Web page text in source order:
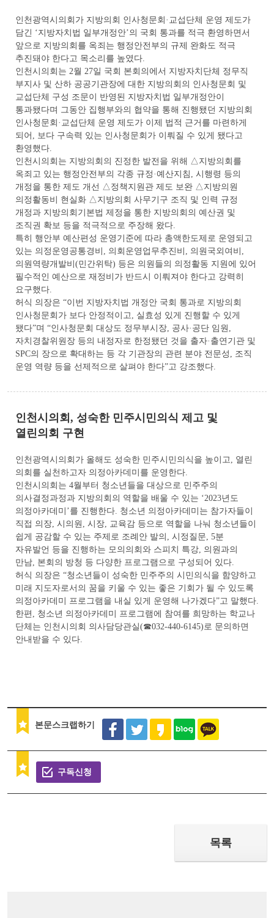
인천광역시의회가 지방의회 인사청문회·교섭단체 운영 제도가
담긴 ‘지방자치법 일부개정안’의 국회 통과를 적극 환영하면서
앞으로 지방의회를 옥죄는 행정안전부의 규제 완화도 적극
추진돼야 한다고 목소리를 높였다.
인천시의회는 2월 27일 국회 본회의에서 지방자치단체 정무직
부지사 및 산하 공공기관장에 대한 지방의회의 인사청문회 및
교섭단체 구성 조문이 반영된 지방자치법 일부개정안이
통과됐다며 그동안 집행부와의 협약을 통해 진행됐던 지방의회
인사청문회·교섭단체 운영 제도가 이제 법적 근거를 마련하게
되어, 보다 구속력 있는 인사청문회가 이뤄질 수 있게 됐다고
환영했다.
인천시의회는 지방의회의 진정한 발전을 위해 △지방의회를
옥죄고 있는 행정안전부의 각종 규정·예산지침, 시행령 등의
개정을 통한 제도 개선 △정책지원관 제도 보완 △지방의원
의정활동비 현실화 △지방의회 사무기구 조직 및 인력 규정
개정과 지방의회기본법 제정을 통한 지방의회의 예산권 및
조직권 확보 등을 적극적으로 주장해 왔다.
특히 행안부 예산편성 운영기준에 따라 총액한도제로 운영되고
있는 의정운영공통경비, 의회운영업무추진비, 의원국외여비,
의원역량개발비(민간위탁) 등은 의원들의 의정활동 지원에 있어
필수적인 예산으로 재정비가 반드시 이뤄져야 한다고 강력히
요구했다.
허식 의장은 “이번 지방자치법 개정안 국회 통과로 지방의회
인사청문회가 보다 안정적이고, 실효성 있게 진행할 수 있게
됐다”며 “인사청문회 대상도 정무부시장, 공사·공단 임원,
자치경찰위원장 등의 내정자로 한정됐던 것을 출자·출연기관 및
SPC의 장으로 확대하는 등 각 기관장의 관련 분야 전문성, 조직
운영 역량 등을 선제적으로 살펴야 한다”고 강조했다.
인천시의회, 성숙한 민주시민의식 제고 및
열린의회 구현
인천광역시의회가 올해도 성숙한 민주시민의식을 높이고, 열린
의회를 실천하고자 의정아카데미를 운영한다.
인천시의회는 4월부터 청소년들을 대상으로 민주주의
의사결정과정과 지방의회의 역할을 배울 수 있는 ‘2023년도
의정아카데미’를 진행한다. 청소년 의정아카데미는 참가자들이
직접 의장, 시의원, 시장, 교육감 등으로 역할을 나눠 청소년들이
쉽게 공감할 수 있는 주제로 조례안 발의, 시정질문, 5분
자유발언 등을 진행하는 모의의회와 스피치 특강, 의원과의
만남, 본회의 방청 등 다양한 프로그램으로 구성되어 있다.
허식 의장은 “청소년들이 성숙한 민주주의 시민의식을 함양하고
미래 지도자로서의 꿈을 키울 수 있는 좋은 기회가 될 수 있도록
의정아카데미 프로그램을 내실 있게 운영해 나가겠다”고 말했다.
한편, 청소년 의정아카데미 프로그램에 참여를 희망하는 학교나
단체는 인천시의회 의사담당관실(☎032-440-6145)로 문의하면
안내받을 수 있다.
본문스크랩하기
구독신청
목록